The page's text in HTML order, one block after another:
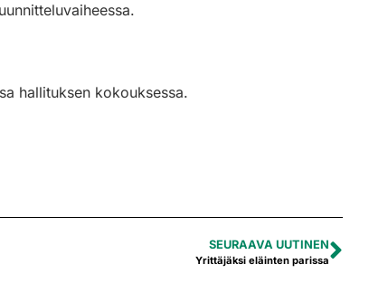
hallituksen kokouksessa.
SEURAAVA UUTINEN
Yrittäjäksi eläinten parissa